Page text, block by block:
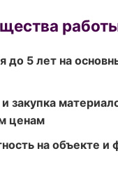
до 5 лет на
закупка
ценам
на объекте и